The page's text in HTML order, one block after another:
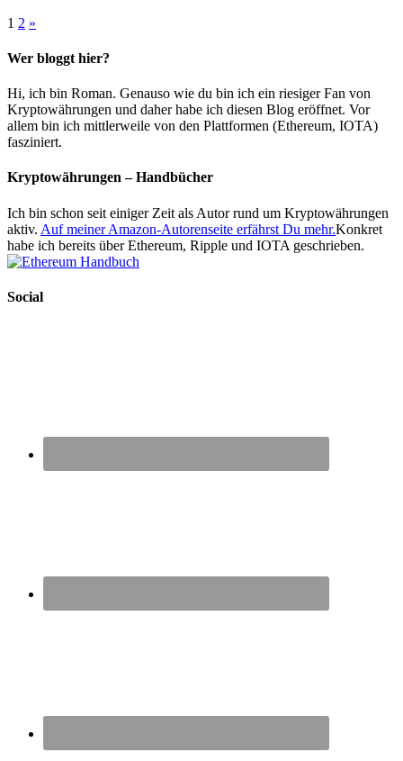
1 2 »
Wer bloggt hier?
Hi, ich bin Roman. Genauso wie du bin ich ein riesiger Fan von
Kryptowährungen und daher habe ich diesen Blog eröffnet. Vor
allem bin ich mittlerweile von den Plattformen (Ethereum, IOTA)
fasziniert.
Kryptowährungen – Handbücher
Ich bin schon seit einiger Zeit als Autor rund um Kryptowährungen
aktiv. Auf meiner Amazon-Autorenseite erfährst Du mehr.Konkret
habe ich bereits über Ethereum, Ripple und IOTA geschrieben.
Social